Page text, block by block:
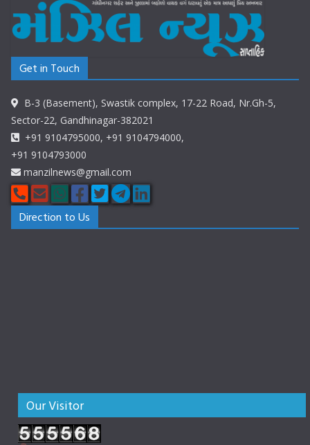
Get in Touch
B-3 (Basement), Swastik complex, 17-22 Road, Nr.Gh-5,
Sector-22, Gandhinagar-382021
+91 9104795000, +91 9104794000,
+91 9104793000
manzilnews@gmail.com
Direction to Us
Our Visitor